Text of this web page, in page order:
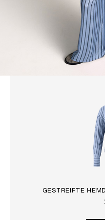
GESTREIFTE